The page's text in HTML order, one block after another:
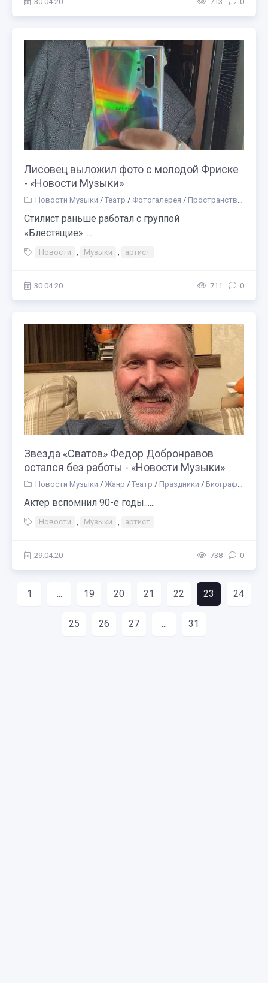
Лисовец выложил фото с молодой Фриске
- «Новости Музыки»
Новости Музыки / Театр / Фотогалерея / Пространства /
Стилист раньше работал с группой
«Блестящие»......
Новости , Музыки , артист
30.04.20 711 0
Звезда «Сватов» Федор Добронравов
остался без работы - «Новости Музыки»
Новости Музыки / Жанр / Театр / Праздники / Биографии русских композиторов и музыкантов
Актер вспомнил 90-е годы......
Новости , Музыки , артист
29.04.20 738 0
1 ... 19 20 21 22 23 24
25 26 27 ... 31